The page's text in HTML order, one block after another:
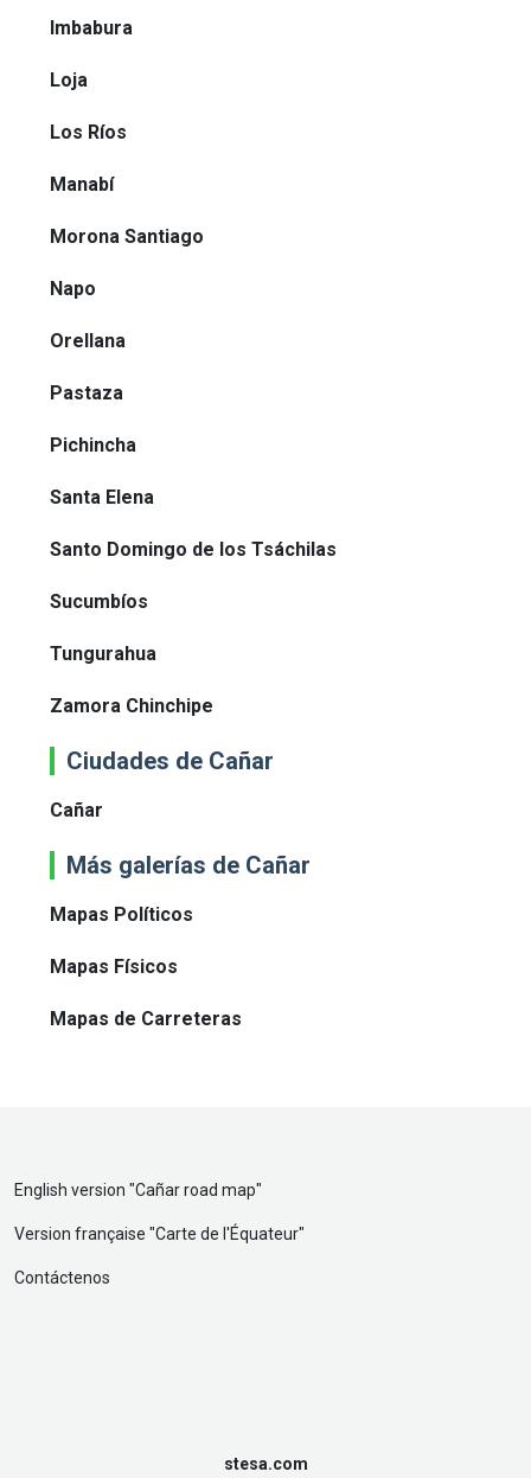
Imbabura
Loja
Los Ríos
Manabí
Morona Santiago
Napo
Orellana
Pastaza
Pichincha
Santa Elena
Santo Domingo de los Tsáchilas
Sucumbíos
Tungurahua
Zamora Chinchipe
Ciudades de Cañar
Cañar
Más galerías de Cañar
Mapas Políticos
Mapas Físicos
Mapas de Carreteras
English version "Cañar road map"
Version française "Carte de l'Équateur"
Contáctenos
stesa.com